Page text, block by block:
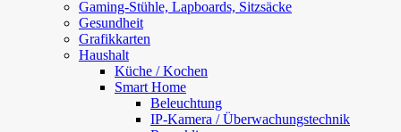
Gaming-Stühle, Lapboards, Sitzsäcke
Gesundheit
Grafikkarten
Haushalt
Küche / Kochen
Smart Home
Beleuchtung
IP-Kamera / Überwachungstechnik